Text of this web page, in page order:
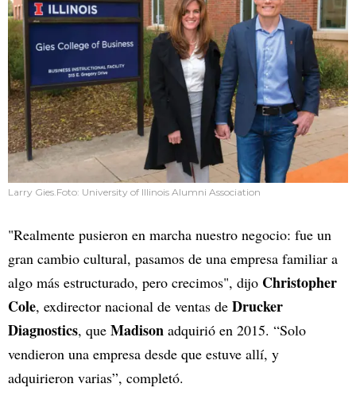
Larry Gies.Foto: University of Illinois Alumni Association
"Realmente pusieron en marcha nuestro negocio: fue un
gran cambio cultural, pasamos de una empresa familiar a
algo más estructurado, pero crecimos", dijo Christopher
Cole, exdirector nacional de ventas de Drucker
Diagnostics, que Madison adquirió en 2015. “Solo
vendieron una empresa desde que estuve allí, y
adquirieron varias”, completó.